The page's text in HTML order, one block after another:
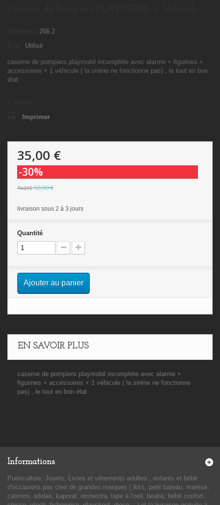
266.2
Utilisé
caserne de pompiers playmobil incomplète avec alarme + figurines +
accessoires + 1 véhicule ( la siréne ne fonctionne pas) , le tout en bon
état
Imprimer
35,00 €
-30%
Avant50,00 €
livraison sous 2 à 3 jours
Quantité
Ajouter au panier
EN SAVOIR PLUS
caserne de pompiers playmobil incomplète avec alarme +
figurines + accessoires + 1 véhicule ( la siréne ne fonctionne
pas) , le tout en bon état
Informations
Puériculture, Jouets, Livres et vêtements adultes , enfants et bébé
d'occasions pas cher de grandes marques ( ikks, petit bateau, marése,
catimini, adidas, kaporal, orchestra, tape à l'oeil, beaba, bébé confort,